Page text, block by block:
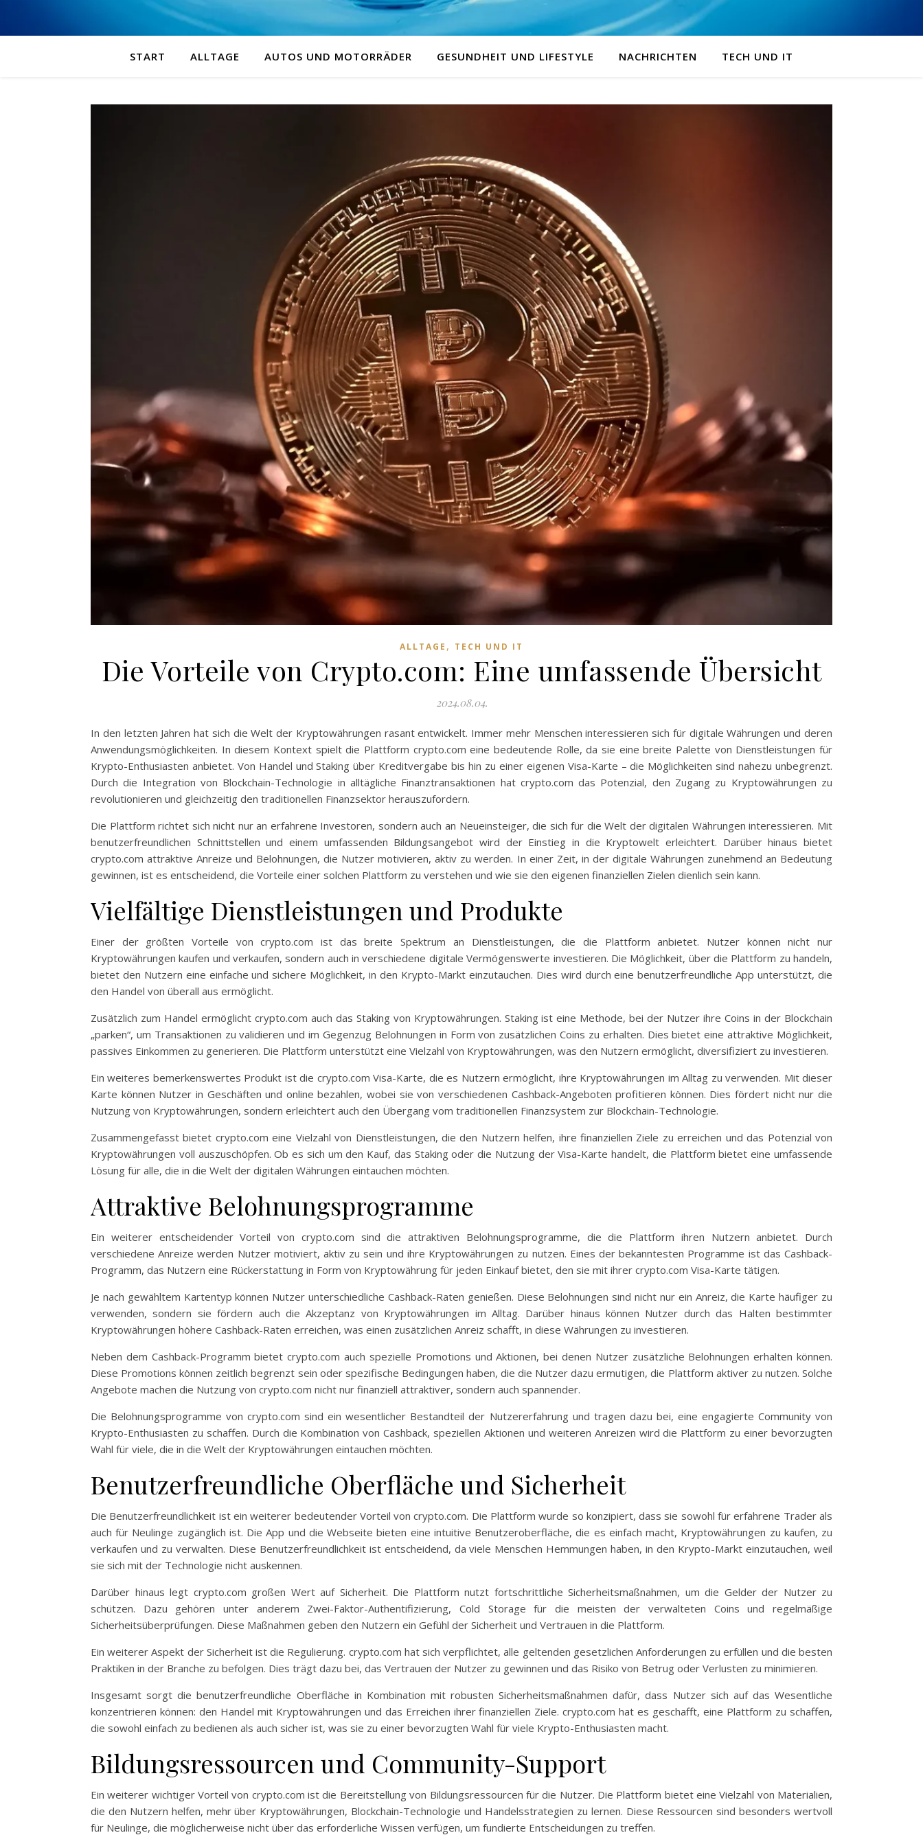
START ALLTAGE AUTOS UND MOTORRÄDER GESUNDHEIT UND LIFESTYLE NACHRICHTEN TECH UND IT
ALLTAGE , TECH UND IT
Die Vorteile von Crypto.com: Eine umfassende Übersicht
2024.08.04.
In den letzten Jahren hat sich die Welt der Kryptowährungen rasant entwickelt. Immer mehr Menschen interessieren sich für digitale Währungen und deren
Anwendungsmöglichkeiten. In diesem Kontext spielt die Plattform crypto.com eine bedeutende Rolle, da sie eine breite Palette von Dienstleistungen für
Krypto-Enthusiasten anbietet. Von Handel und Staking über Kreditvergabe bis hin zu einer eigenen Visa-Karte – die Möglichkeiten sind nahezu unbegrenzt.
Durch die Integration von Blockchain-Technologie in alltägliche Finanztransaktionen hat crypto.com das Potenzial, den Zugang zu Kryptowährungen zu
revolutionieren und gleichzeitig den traditionellen Finanzsektor herauszufordern.
Die Plattform richtet sich nicht nur an erfahrene Investoren, sondern auch an Neueinsteiger, die sich für die Welt der digitalen Währungen interessieren. Mit
benutzerfreundlichen Schnittstellen und einem umfassenden Bildungsangebot wird der Einstieg in die Kryptowelt erleichtert. Darüber hinaus bietet
crypto.com attraktive Anreize und Belohnungen, die Nutzer motivieren, aktiv zu werden. In einer Zeit, in der digitale Währungen zunehmend an Bedeutung
gewinnen, ist es entscheidend, die Vorteile einer solchen Plattform zu verstehen und wie sie den eigenen finanziellen Zielen dienlich sein kann.
Vielfältige Dienstleistungen und Produkte
Einer der größten Vorteile von crypto.com ist das breite Spektrum an Dienstleistungen, die die Plattform anbietet. Nutzer können nicht nur
Kryptowährungen kaufen und verkaufen, sondern auch in verschiedene digitale Vermögenswerte investieren. Die Möglichkeit, über die Plattform zu handeln,
bietet den Nutzern eine einfache und sichere Möglichkeit, in den Krypto-Markt einzutauchen. Dies wird durch eine benutzerfreundliche App unterstützt, die
den Handel von überall aus ermöglicht.
Zusätzlich zum Handel ermöglicht crypto.com auch das Staking von Kryptowährungen. Staking ist eine Methode, bei der Nutzer ihre Coins in der Blockchain
„parken“, um Transaktionen zu validieren und im Gegenzug Belohnungen in Form von zusätzlichen Coins zu erhalten. Dies bietet eine attraktive Möglichkeit,
passives Einkommen zu generieren. Die Plattform unterstützt eine Vielzahl von Kryptowährungen, was den Nutzern ermöglicht, diversifiziert zu investieren.
Ein weiteres bemerkenswertes Produkt ist die crypto.com Visa-Karte, die es Nutzern ermöglicht, ihre Kryptowährungen im Alltag zu verwenden. Mit dieser
Karte können Nutzer in Geschäften und online bezahlen, wobei sie von verschiedenen Cashback-Angeboten profitieren können. Dies fördert nicht nur die
Nutzung von Kryptowährungen, sondern erleichtert auch den Übergang vom traditionellen Finanzsystem zur Blockchain-Technologie.
Zusammengefasst bietet crypto.com eine Vielzahl von Dienstleistungen, die den Nutzern helfen, ihre finanziellen Ziele zu erreichen und das Potenzial von
Kryptowährungen voll auszuschöpfen. Ob es sich um den Kauf, das Staking oder die Nutzung der Visa-Karte handelt, die Plattform bietet eine umfassende
Lösung für alle, die in die Welt der digitalen Währungen eintauchen möchten.
Attraktive Belohnungsprogramme
Ein weiterer entscheidender Vorteil von crypto.com sind die attraktiven Belohnungsprogramme, die die Plattform ihren Nutzern anbietet. Durch
verschiedene Anreize werden Nutzer motiviert, aktiv zu sein und ihre Kryptowährungen zu nutzen. Eines der bekanntesten Programme ist das Cashback-
Programm, das Nutzern eine Rückerstattung in Form von Kryptowährung für jeden Einkauf bietet, den sie mit ihrer crypto.com Visa-Karte tätigen.
Je nach gewähltem Kartentyp können Nutzer unterschiedliche Cashback-Raten genießen. Diese Belohnungen sind nicht nur ein Anreiz, die Karte häufiger zu
verwenden, sondern sie fördern auch die Akzeptanz von Kryptowährungen im Alltag. Darüber hinaus können Nutzer durch das Halten bestimmter
Kryptowährungen höhere Cashback-Raten erreichen, was einen zusätzlichen Anreiz schafft, in diese Währungen zu investieren.
Neben dem Cashback-Programm bietet crypto.com auch spezielle Promotions und Aktionen, bei denen Nutzer zusätzliche Belohnungen erhalten können.
Diese Promotions können zeitlich begrenzt sein oder spezifische Bedingungen haben, die die Nutzer dazu ermutigen, die Plattform aktiver zu nutzen. Solche
Angebote machen die Nutzung von crypto.com nicht nur finanziell attraktiver, sondern auch spannender.
Die Belohnungsprogramme von crypto.com sind ein wesentlicher Bestandteil der Nutzererfahrung und tragen dazu bei, eine engagierte Community von
Krypto-Enthusiasten zu schaffen. Durch die Kombination von Cashback, speziellen Aktionen und weiteren Anreizen wird die Plattform zu einer bevorzugten
Wahl für viele, die in die Welt der Kryptowährungen eintauchen möchten.
Benutzerfreundliche Oberfläche und Sicherheit
Die Benutzerfreundlichkeit ist ein weiterer bedeutender Vorteil von crypto.com. Die Plattform wurde so konzipiert, dass sie sowohl für erfahrene Trader als
auch für Neulinge zugänglich ist. Die App und die Webseite bieten eine intuitive Benutzeroberfläche, die es einfach macht, Kryptowährungen zu kaufen, zu
verkaufen und zu verwalten. Diese Benutzerfreundlichkeit ist entscheidend, da viele Menschen Hemmungen haben, in den Krypto-Markt einzutauchen, weil
sie sich mit der Technologie nicht auskennen.
Darüber hinaus legt crypto.com großen Wert auf Sicherheit. Die Plattform nutzt fortschrittliche Sicherheitsmaßnahmen, um die Gelder der Nutzer zu
schützen. Dazu gehören unter anderem Zwei-Faktor-Authentifizierung, Cold Storage für die meisten der verwalteten Coins und regelmäßige
Sicherheitsüberprüfungen. Diese Maßnahmen geben den Nutzern ein Gefühl der Sicherheit und Vertrauen in die Plattform.
Ein weiterer Aspekt der Sicherheit ist die Regulierung. crypto.com hat sich verpflichtet, alle geltenden gesetzlichen Anforderungen zu erfüllen und die besten
Praktiken in der Branche zu befolgen. Dies trägt dazu bei, das Vertrauen der Nutzer zu gewinnen und das Risiko von Betrug oder Verlusten zu minimieren.
Insgesamt sorgt die benutzerfreundliche Oberfläche in Kombination mit robusten Sicherheitsmaßnahmen dafür, dass Nutzer sich auf das Wesentliche
konzentrieren können: den Handel mit Kryptowährungen und das Erreichen ihrer finanziellen Ziele. crypto.com hat es geschafft, eine Plattform zu schaffen,
die sowohl einfach zu bedienen als auch sicher ist, was sie zu einer bevorzugten Wahl für viele Krypto-Enthusiasten macht.
Bildungsressourcen und Community-Support
Ein weiterer wichtiger Vorteil von crypto.com ist die Bereitstellung von Bildungsressourcen für die Nutzer. Die Plattform bietet eine Vielzahl von Materialien,
die den Nutzern helfen, mehr über Kryptowährungen, Blockchain-Technologie und Handelsstrategien zu lernen. Diese Ressourcen sind besonders wertvoll
für Neulinge, die möglicherweise nicht über das erforderliche Wissen verfügen, um fundierte Entscheidungen zu treffen.